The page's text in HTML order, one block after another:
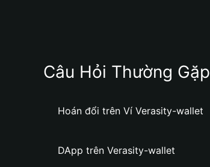
Câu Hỏi Thường Gặp
Hoán đổi trên Ví Verasity-wallet
DApp trên Verasity-wallet